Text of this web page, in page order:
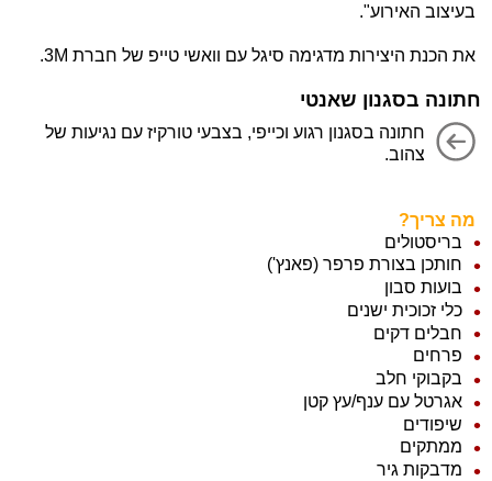
בעיצוב האירוע".
את הכנת היצירות מדגימה סיגל עם וואשי טייפ של חברת 3M.
חתונה בסגנון שאנטי
חתונה בסגנון רגוע וכייפי, בצבעי טורקיז עם נגיעות של
צהוב.
מה צריך?
בריסטולים
חותכן בצורת פרפר (פאנץ')
בועות סבון
כלי זכוכית ישנים
חבלים דקים
פרחים
בקבוקי חלב
אגרטל עם ענף/עץ קטן
שיפודים
ממתקים
מדבקות גיר